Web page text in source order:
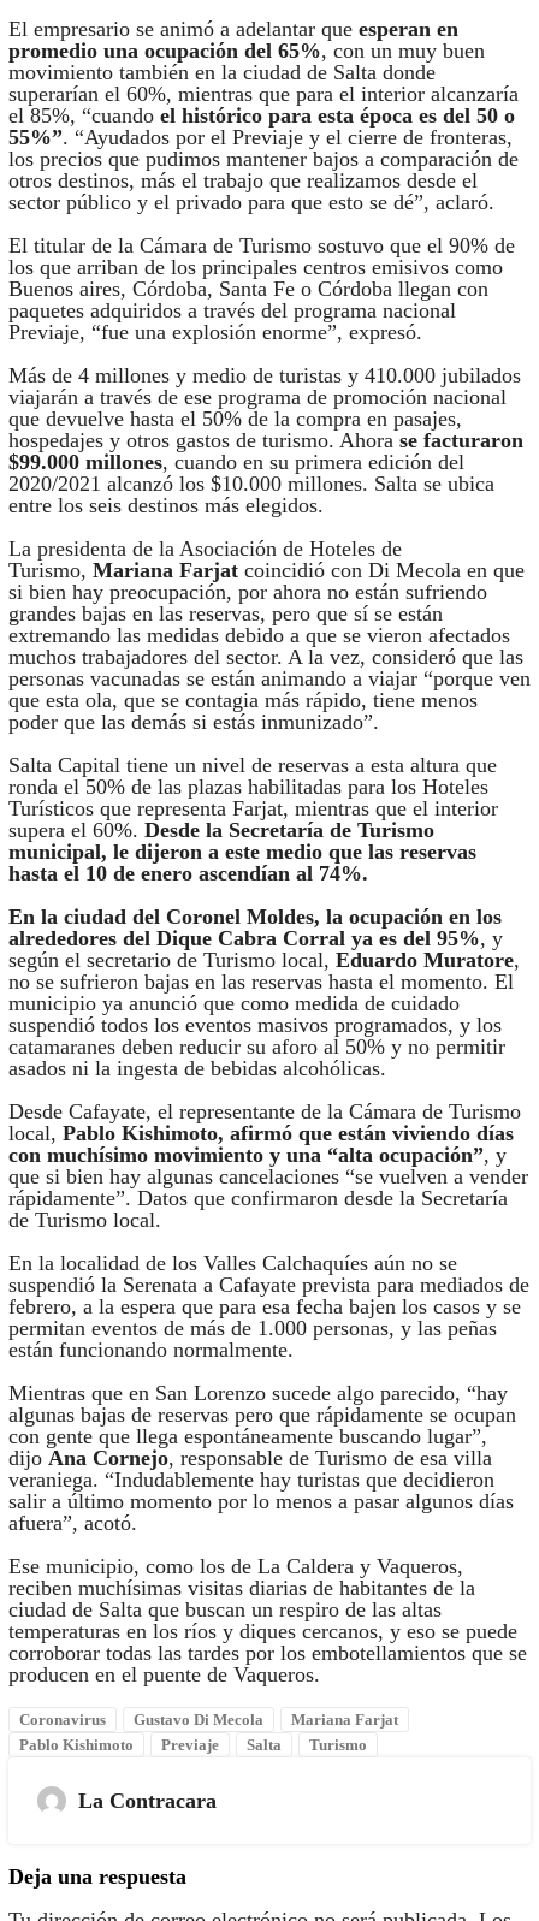
El empresario se animó a adelantar que esperan en
promedio una ocupación del 65%, con un muy buen
movimiento también en la ciudad de Salta donde
superarían el 60%, mientras que para el interior alcanzaría
el 85%, “cuando el histórico para esta época es del 50 o
55%”. “Ayudados por el Previaje y el cierre de fronteras,
los precios que pudimos mantener bajos a comparación de
otros destinos, más el trabajo que realizamos desde el
sector público y el privado para que esto se dé”, aclaró.
El titular de la Cámara de Turismo sostuvo que el 90% de
los que arriban de los principales centros emisivos como
Buenos aires, Córdoba, Santa Fe o Córdoba llegan con
paquetes adquiridos a través del programa nacional
Previaje, “fue una explosión enorme”, expresó.
Más de 4 millones y medio de turistas y 410.000 jubilados
viajarán a través de ese programa de promoción nacional
que devuelve hasta el 50% de la compra en pasajes,
hospedajes y otros gastos de turismo. Ahora se facturaron
$99.000 millones, cuando en su primera edición del
2020/2021 alcanzó los $10.000 millones. Salta se ubica
entre los seis destinos más elegidos.
La presidenta de la Asociación de Hoteles de
Turismo, Mariana Farjatcoincidió con Di Mecola en que
si bien hay preocupación, por ahora no están sufriendo
grandes bajas en las reservas, pero que sí se están
extremando las medidas debido a que se vieron afectados
muchos trabajadores del sector. A la vez, consideró que las
personas vacunadas se están animando a viajar “porque ven
que esta ola, que se contagia más rápido, tiene menos
poder que las demás si estás inmunizado”.
Salta Capital tiene un nivel de reservas a esta altura que
ronda el 50% de las plazas habilitadas para los Hoteles
Turísticos que representa Farjat, mientras que el interior
supera el 60%. Desde la Secretaría de Turismo
municipal, le dijeron a este medio que las reservas
hasta el 10 de enero ascendían al 74%.
En la ciudad del Coronel Moldes, la ocupación en los
alrededores del Dique Cabra Corral ya es del 95%, y
según el secretario de Turismo local, Eduardo Muratore,
no se sufrieron bajas en las reservas hasta el momento. El
municipio ya anunció que como medida de cuidado
suspendió todos los eventos masivos programados, y los
catamaranes deben reducir su aforo al 50% y no permitir
asados ni la ingesta de bebidas alcohólicas.
Desde Cafayate, el representante de la Cámara de Turismo
local, Pablo Kishimoto, afirmó que están viviendo días
con muchísimo movimiento y una “alta ocupación”, y
que si bien hay algunas cancelaciones “se vuelven a vender
rápidamente”. Datos que confirmaron desde la Secretaría
de Turismo local.
En la localidad de los Valles Calchaquíes aún no se
suspendió la Serenata a Cafayate prevista para mediados de
febrero, a la espera que para esa fecha bajen los casos y se
permitan eventos de más de 1.000 personas, y las peñas
están funcionando normalmente.
Mientras que en San Lorenzo sucede algo parecido, “hay
algunas bajas de reservas pero que rápidamente se ocupan
con gente que llega espontáneamente buscando lugar”,
dijoAna Cornejo, responsable de Turismo de esa villa
veraniega. “Indudablemente hay turistas que decidieron
salir a último momento por lo menos a pasar algunos días
afuera”, acotó.
Ese municipio, como los de La Caldera y Vaqueros,
reciben muchísimas visitas diarias de habitantes de la
ciudad de Salta que buscan un respiro de las altas
temperaturas en los ríos y diques cercanos, y eso se puede
corroborar todas las tardes por los embotellamientos que se
producen en el puente de Vaqueros.
Coronavirus Gustavo Di Mecola
Mariana Farjat
Pablo Kishimoto
Previaje Salta Turismo
La Contracara
Deja una respuesta